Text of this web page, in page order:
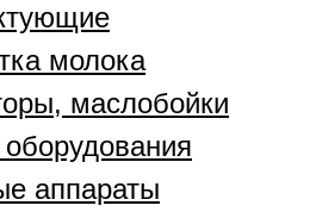
молока
маслобойки
аппараты